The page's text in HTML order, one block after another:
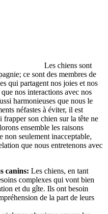
Les chiens sont
ce sont des membres de
qui partagent nos joies et nos
nos interactions avec nos
harmonieuses que nous le
néfastes à éviter, il est
son chien sur la tête ne
ensemble les raisons
non seulement inacceptable,
que nous entretenons avec
canins: Les chiens, en tant
complexes qui vont bien
et du gîte. Ils ont besoin
de la part de leurs